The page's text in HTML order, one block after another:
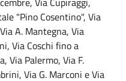
"Pino Cosentino", Via
A. Mantegna, Via
Via Coschi fino a
Via Palermo, Via F.
Via G. Marconi e Via